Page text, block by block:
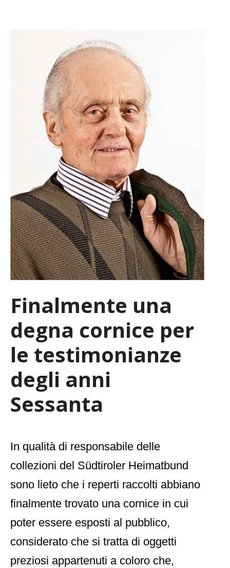
Finalmente una
degna cornice per
le testimonianze
degli anni
Sessanta
In qualità di responsabile delle
collezioni del Südtiroler Heimatbund
sono lieto che i reperti raccolti abbiano
finalmente trovato una cornice in cui
poter essere esposti al pubblico,
considerato che si tratta di oggetti
preziosi appartenuti a coloro che,